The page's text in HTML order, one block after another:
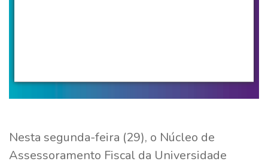
Nesta segunda-feira (29), o Núcleo de
Assessoramento Fiscal da Universidade